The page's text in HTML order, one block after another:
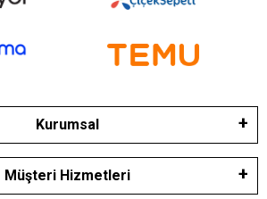
Kurumsal
Müşteri Hizmetleri